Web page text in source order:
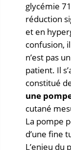
glycémie
réduction
et en
confusion,
n’est pas un
patient. Il
constitué
une
cutané
La pompe
d’une fine
L’enjeu du